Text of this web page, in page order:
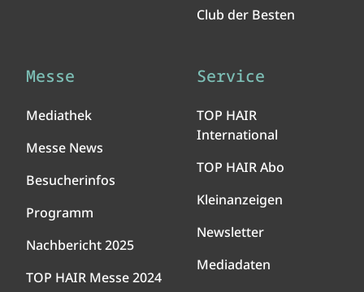
Club der Besten
Messe
Mediathek
Messe News
Besucherinfos
Programm
Nachbericht 2025
TOP HAIR Messe 2024
Service
TOP HAIR
International
TOP HAIR Abo
Kleinanzeigen
Newsletter
Mediadaten